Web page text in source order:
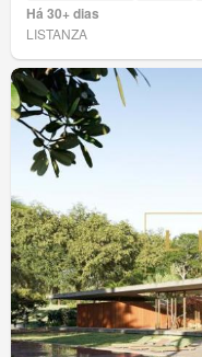
Há 30+ dias
LISTANZA